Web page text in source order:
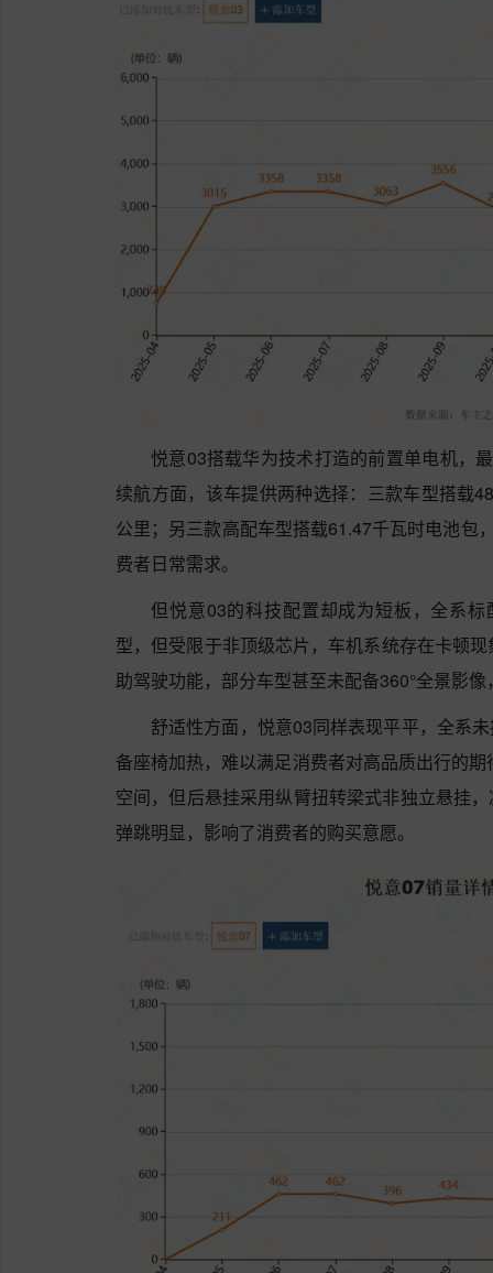
悦意03搭载华为技术打造的前置单电机，
续航方面，该车提供两种选择：三款车型搭载
公里；另三款高配车型搭载61.47千瓦时电池包
费者日常需求。
但悦意03的科技配置却成为短板，全系
型，但受限于非顶级芯片，车机系统存在卡顿
助驾驶功能，部分车型甚至未配备360°全景影
舒适性方面，悦意03同样表现平平，全系
备座椅加热，难以满足消费者对高品质出行的
空间，但后悬挂采用纵臂扭转梁式非独立悬挂
弹跳明显，影响了消费者的购买意愿。